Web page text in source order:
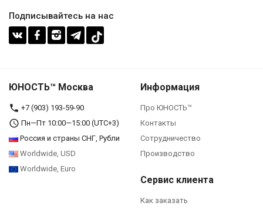
Подписывайтесь на нас
ЮНОСТЬ™ Москва
+7 (903) 193-59-90‬
Пн—Пт 10:00—15:00 (UTC+3)
Россия и страны СНГ, Рубли
Worldwide, USD
Worldwide, Euro
Информация
Про ЮНОСТЬ™
Контакты
Сотрудничество
Производство
Сервис клиента
Как заказать